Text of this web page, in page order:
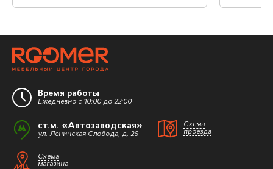
Время работы
Ежедневно с 10:00 до 22:00
ст.м. «Автозаводская»
ул. Ленинская Слобода, д. 26
Схема
проезда
Схема
магазина